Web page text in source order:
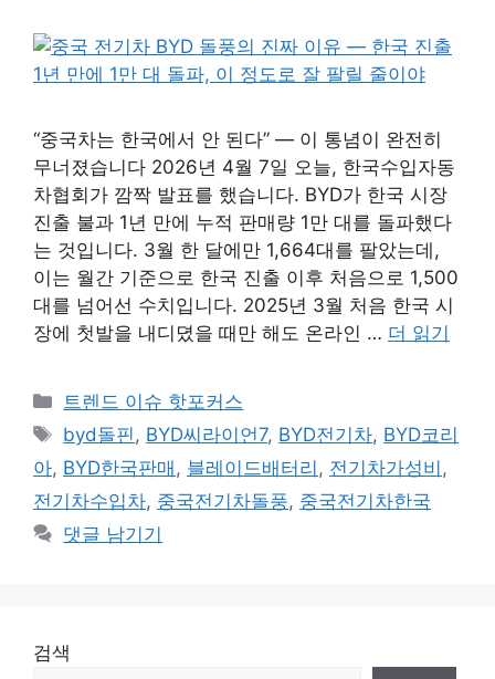
“중국차는 한국에서 안 된다” — 이 통념이 완전히
무너졌습니다 2026년 4월 7일 오늘, 한국수입자동
차협회가 깜짝 발표를 했습니다. BYD가 한국 시장
진출 불과 1년 만에 누적 판매량 1만 대를 돌파했다
는 것입니다. 3월 한 달에만 1,664대를 팔았는데,
이는 월간 기준으로 한국 진출 이후 처음으로 1,500
대를 넘어선 수치입니다. 2025년 3월 처음 한국 시
장에 첫발을 내디뎠을 때만 해도 온라인 … 더 읽기
카
테
고
리
트렌드 이슈 핫포커스
태
그
byd돌핀 , BYD씨라이언7, BYD전기차, BYD코리
아, BYD한국판매 , 블레이드배터리 , 전기차가성비 ,
전기차수입차, 중국전기차돌풍, 중국전기차한국
댓글 남기기
검색